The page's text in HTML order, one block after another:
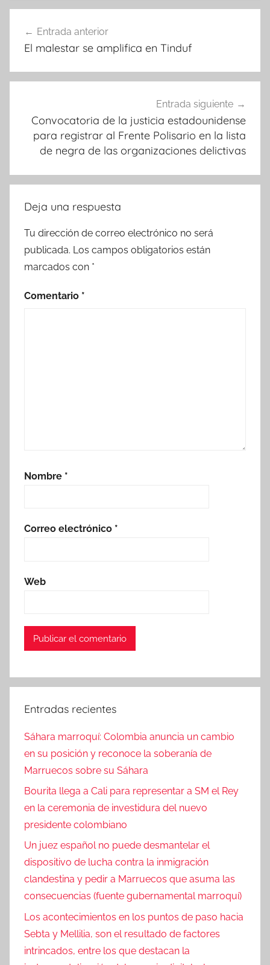
de
Entrada anterior
El malestar se amplifica en Tinduf
Entrada siguiente
Convocatoria de la justicia estadounidense
para registrar al Frente Polisario en la lista
de negra de las organizaciones delictivas
Deja una respuesta
Tu dirección de correo electrónico no será
publicada. Los campos obligatorios están
marcados con *
Comentario *
Nombre *
Correo electrónico *
Web
Entradas recientes
Sáhara marroquí: Colombia anuncia un cambio
en su posición y reconoce la soberanía de
Marruecos sobre su Sáhara
Bourita llega a Cali para representar a SM el Rey
en la ceremonia de investidura del nuevo
presidente colombiano
Un juez español no puede desmantelar el
dispositivo de lucha contra la inmigración
clandestina y pedir a Marruecos que asuma las
consecuencias (fuente gubernamental marroquí)
Los acontecimientos en los puntos de paso hacia
Sebta y Mellilia, son el resultado de factores
intrincados, entre los que destacan la